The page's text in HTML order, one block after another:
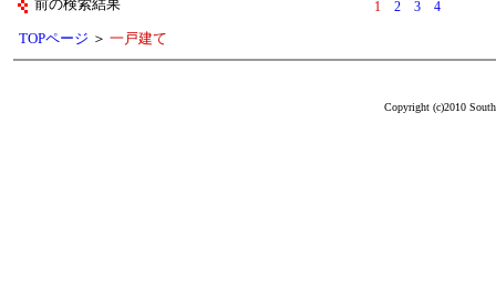
前の検索結果 1 2 3 4
TOPページ ＞ 一戸建て
Copyright (c)2010